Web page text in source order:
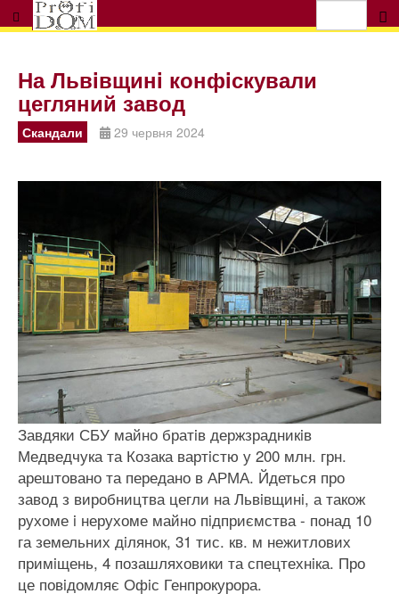
На Львiвщинi конфiскували
цегляний завод
Скандали 29 червня 2024
Завдяки СБУ майно братiв держзрадникiв
Медведчука та Козака вартiстю у 200 млн. грн.
арештовано та передано в АРМА. Йдеться про
завод з виробництва цегли на Львiвщинi, а також
рухоме i нерухоме майно пiдприємства - понад 10
га земельних дiлянок, 31 тис. кв. м нежитлових
примiщень, 4 позашляховики та спецтехнiка. Про
це повiдомляє Офiс Генпрокурора.